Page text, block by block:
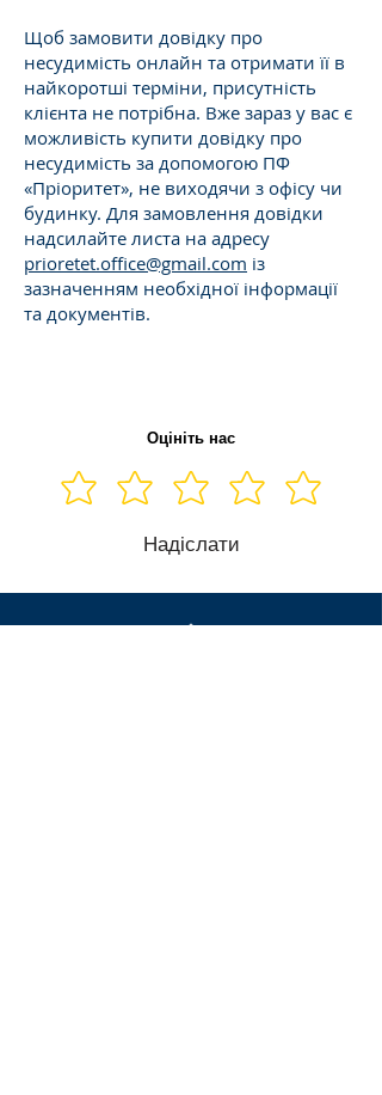
Щоб замовити довідку про
несудимість онлайн та отримати її в
найкоротші терміни, присутність
клієнта не потрібна. Вже зараз у вас є
можливість купити довідку про
несудимість за допомогою ПФ
«Пріоритет», не виходячи з офісу чи
будинку. Для замовлення довідки
надсилайте листа на адресу
prioretet.office@gmail.com із
зазначенням необхідної інформації
та документів.
Оцініть нас
Надіслати